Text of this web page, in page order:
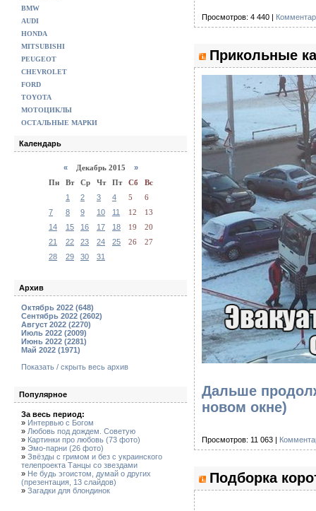
BMW
AUDI
HONDA
MITSUBISHI
PEUGEOT
CHEVROLET
FORD
TOYOTA
МОТОЦИКЛЫ
ОСТАЛЬНЫЕ МАРКИ
Календарь
« Декабрь 2015 »
Пн
Вт Ср Чт Пт Сб
Вс
1
2 3 4 5
6
7
8 9 10 11 12
13
14
15 16 17 18 19
20
21
22 23 24 25 26
27
28
29 30 31
Архив
Октябрь 2022 (648)
Сентябрь 2022 (2602)
Август 2022 (2270)
Июль 2022 (2009)
Июнь 2022 (2281)
Май 2022 (1971)
Показать / скрыть весь архив
Популярное
За весь период:
» Интервью с Богом
» Любовь под дождем. Советую
» Картинки про любовь (73 фото)
» Эмо-парни (26 фото)
» Звёзды с гримом и без с украинского
телепроекта Танцы со звездами
» Не будь эгоистом, думай о других
(презентация, 13 слайдов)
» Загадки для блондинок
Просмотров: 4 440 |
Прикольные
Дальше
новом окне)
Просмотров: 11 063 |
Подборка